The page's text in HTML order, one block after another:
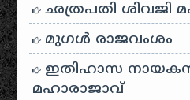
ഛത്രപതി ശിവജി
മുഗൾ രാജവംശം
ഇതിഹാസ നായകൻ:
മഹാരാജാവ്